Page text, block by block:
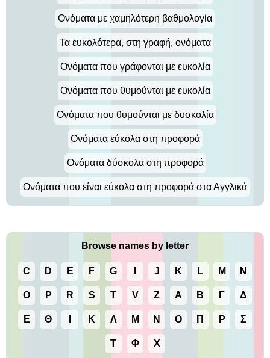
Ονόματα με χαμηλότερη βαθμολογία
Τα ευκολότερα, στη γραφή, ονόματα
Ονόματα που γράφονται με ευκολία
Ονόματα που θυμούνται με ευκολία
Ονόματα που θυμούνται με δυσκολία
Ονόματα εύκολα στη προφορά
Ονόματα δύσκολα στη προφορά
Ονόματα που είναι εύκολα στη προφορά στα Αγγλικά
Browse names by letter
C D E F G J K L M N
O P R S T V Z Α Β Γ Δ
Ε Θ Κ Λ Μ Ν Ο Π Ρ Σ
Τ Φ Χ